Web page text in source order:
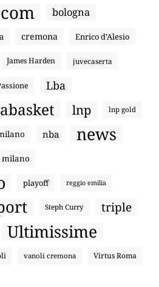
bologna
cremona Enrico d’Alesio
James Harden juvecaserta
Lba
lnp lnp gold
nba news
playoff reggio emilia
Steph Curry triple
Ultimissime
vanoli cremona Virtus Roma